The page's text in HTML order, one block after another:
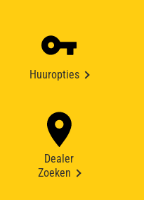
Huuropties
Dealer
Zoeken